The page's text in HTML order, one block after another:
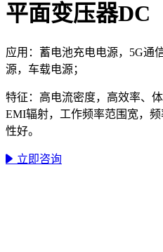
平面变压器DC
应用：蓄电池充电电源，5G通
源，车载电源；
特征：高电流密度，高效率、
EMI辐射，工作频率范围宽，
性好。
立即咨询